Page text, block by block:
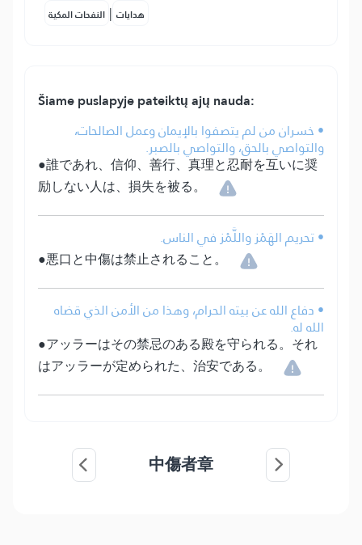
النفحات المكية | هدايات
Šiame puslapyje pateiktų ajų nauda:
• خسران من لم يتصفوا بالإيمان وعمل الصالحات،
والتواصي بالحق، والتواصي بالصبر.
●誰であれ、信仰、善行、真理と忍耐を互いに奨
励しない人は、損失を被る。
• تحريم الهَمْز واللَّمْز في الناس.
●悪口と中傷は禁止されること。
• دفاع الله عن بيته الحرام، وهذا من الأمن الذي قضاه
الله له.
●アッラーはその禁忌のある殿を守られる。それ
はアッラーが定められた、治安である。
中傷者章